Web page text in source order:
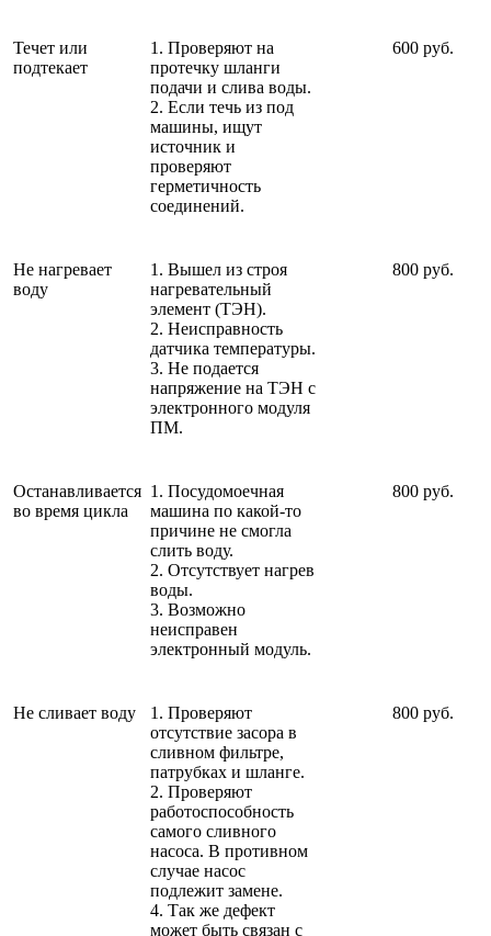
Течет или
подтекает
1. Проверяют на
протечку шланги
подачи и слива воды.
2. Если течь из под
машины, ищут
источник и
проверяют
герметичность
соединений.
600 руб.
Не нагревает
воду
1. Вышел из строя
нагревательный
элемент (ТЭН).
2. Неисправность
датчика температуры.
3. Не подается
напряжение на ТЭН с
электронного модуля
ПМ.
800 руб.
Останавливается
во время цикла
1. Посудомоечная
машина по какой-то
причине не смогла
слить воду.
2. Отсутствует нагрев
воды.
3. Возможно
неисправен
электронный модуль.
800 руб.
Не сливает воду
1. Проверяют
отсутствие засора в
сливном фильтре,
патрубках и шланге.
2. Проверяют
работоспособность
самого сливного
насоса. В противном
случае насос
подлежит замене.
4. Так же дефект
может быть связан с
800 руб.